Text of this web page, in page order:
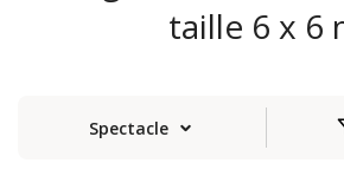
taille 6 x 6
Spectacle